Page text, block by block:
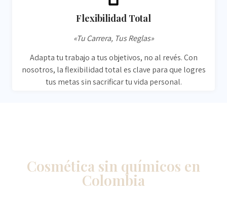
Flexibilidad Total
«Tu Carrera, Tus Reglas»
Adapta tu trabajo a tus objetivos, no al revés. Con
nosotros, la flexibilidad total es clave para que logres
tus metas sin sacrificar tu vida personal.
Cosmética sin químicos en
Colombia